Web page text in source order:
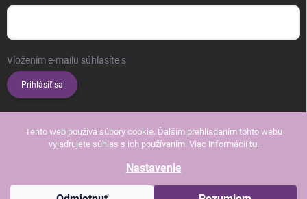
Tento web používa súbory cookie. Ďalším prehliadaním tohto webu
vyjadrujete súhlas s ich používaním. Viac informácií tu.
Nastavenie
Vložením e-mailu súhlasíte s
Prihlásiť sa
cookies